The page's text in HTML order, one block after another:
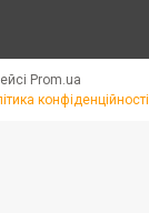
Prom.ua
конфіденційності